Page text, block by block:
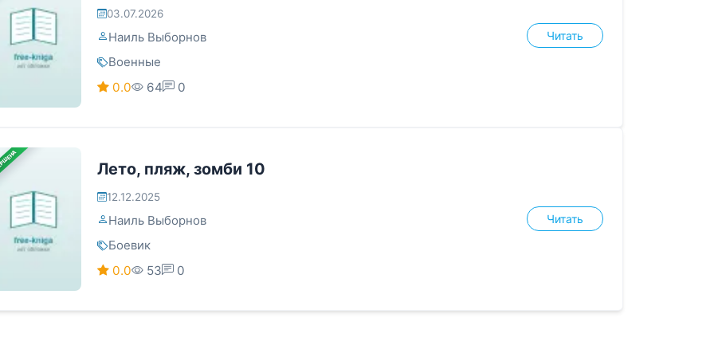
03.07.2026
Наиль Выборнов
Военные
0.0
64 0
Читать
Лето, пляж, зомби 10
12.12.2025
Наиль Выборнов
Боевик
0.0
53 0
Читать